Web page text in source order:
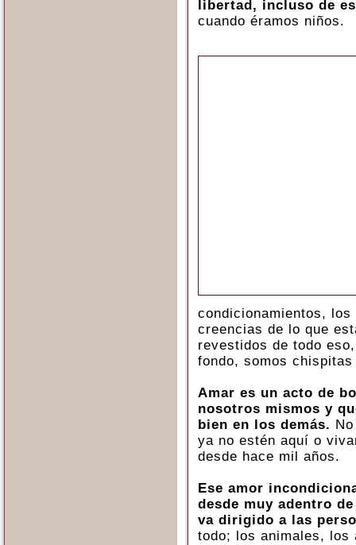
libertad, incluso de
cuando éramos niños.
condicionamientos,
creencias de lo que
revestidos de todo
fondo, somos
Amar es un acto de
nosotros mismos y
bien en los demás.
ya no estén aquí o
desde hace mil años.
Ese amor
desde muy adentro
va dirigido a las
todo; los animales,